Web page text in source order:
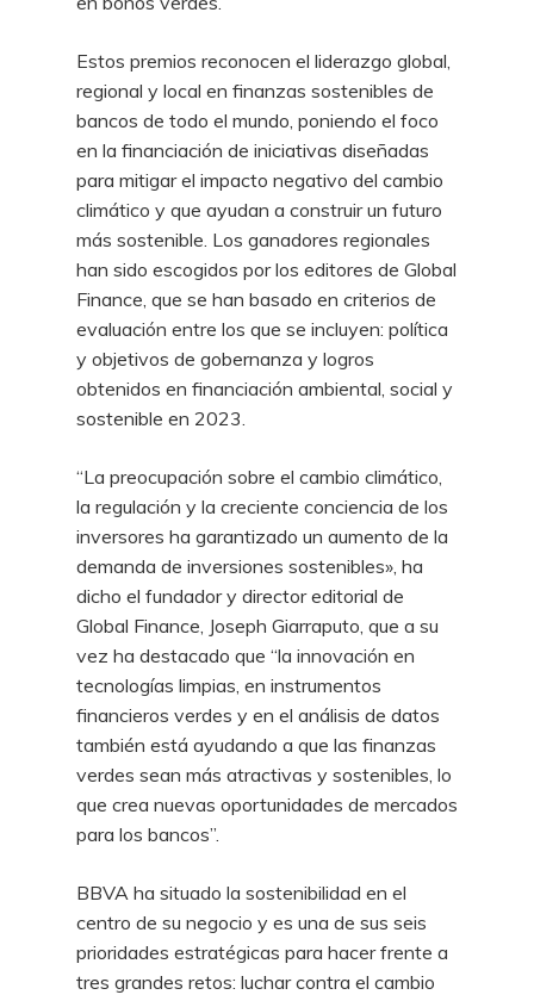
Estos premios reconocen el liderazgo global,
regional y local en finanzas sostenibles de
bancos de todo el mundo, poniendo el foco
en la financiación de iniciativas diseñadas
para mitigar el impacto negativo del cambio
climático y que ayudan a construir un futuro
más sostenible. Los ganadores regionales
han sido escogidos por los editores de Global
Finance, que se han basado en criterios de
evaluación entre los que se incluyen: política
y objetivos de gobernanza y logros
obtenidos en financiación ambiental, social y
sostenible en 2023.
“La preocupación sobre el cambio climático,
la regulación y la creciente conciencia de los
inversores ha garantizado un aumento de la
demanda de inversiones sostenibles», ha
dicho el fundador y director editorial de
Global Finance, Joseph Giarraputo, que a su
vez ha destacado que “la innovación en
tecnologías limpias, en instrumentos
financieros verdes y en el análisis de datos
también está ayudando a que las finanzas
verdes sean más atractivas y sostenibles, lo
que crea nuevas oportunidades de mercados
para los bancos”.
BBVA ha situado la sostenibilidad en el
centro de su negocio y es una de sus seis
prioridades estratégicas para hacer frente a
tres grandes retos: luchar contra el cambio